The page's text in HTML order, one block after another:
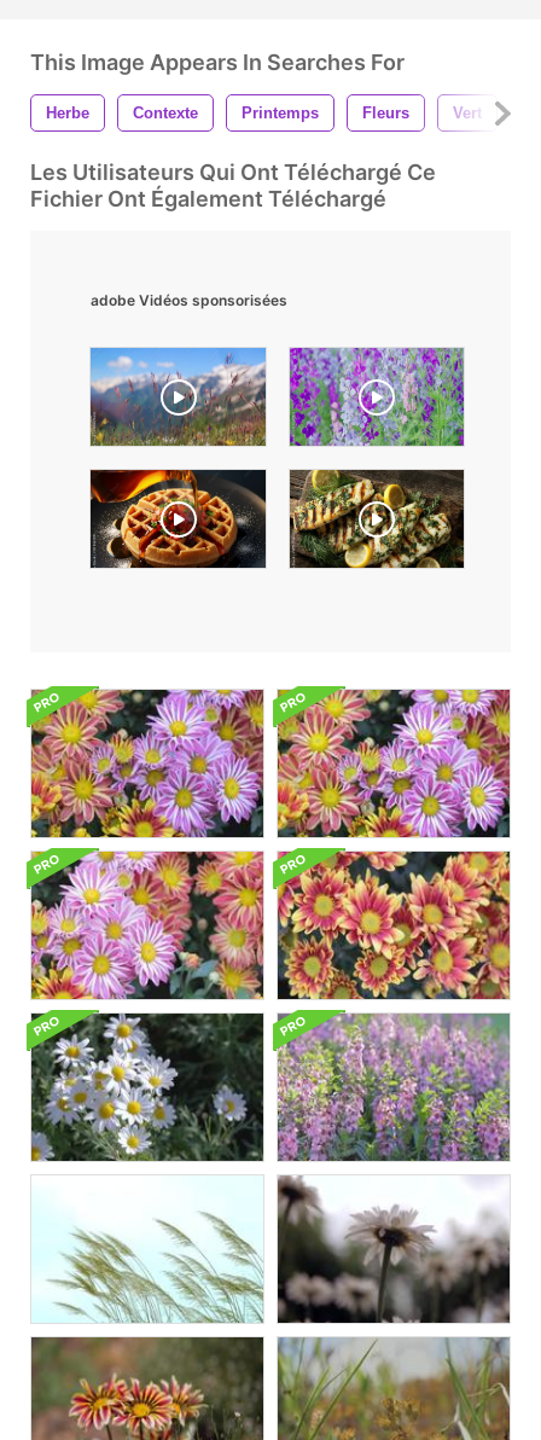
This Image Appears In Searches For
Herbe Contexte Printemps Fleurs Vert
Les Utilisateurs Qui Ont Téléchargé Ce
Fichier Ont Également Téléchargé
adobe Vidéos sponsorisées